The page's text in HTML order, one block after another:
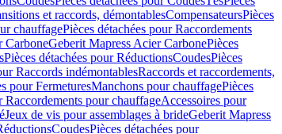
et raccords, démontablesCompensateursPièces
chauffagePièces détachées pour Raccordements
CarboneGeberit Mapress Acier CarbonePièces
Pièces détachées pour RéductionsCoudesPièces
Raccords indémontablesRaccords et raccordements,
pour FermeturesManchons pour chauffagePièces
Raccordements pour chauffageAccessoires pour
Jeux de vis pour assemblages à brideGeberit Mapress
CoudesPièces détachées pour